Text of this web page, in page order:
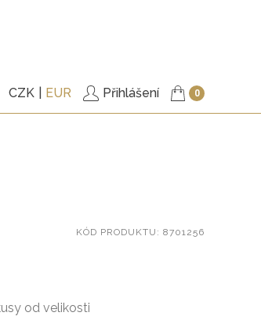
CZK EUR Přihlášení 0
DOPLŇKY
KÓD PRODUKTU : 8701256
od velikosti